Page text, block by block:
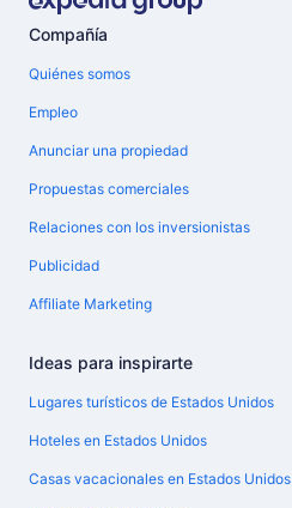
Compañía
Quiénes somos
Empleo
Anunciar una propiedad
Propuestas comerciales
Relaciones con los inversionistas
Publicidad
Affiliate Marketing
Ideas para inspirarte
Lugares turísticos de Estados Unidos
Hoteles en Estados Unidos
Casas vacacionales en Estados Unidos